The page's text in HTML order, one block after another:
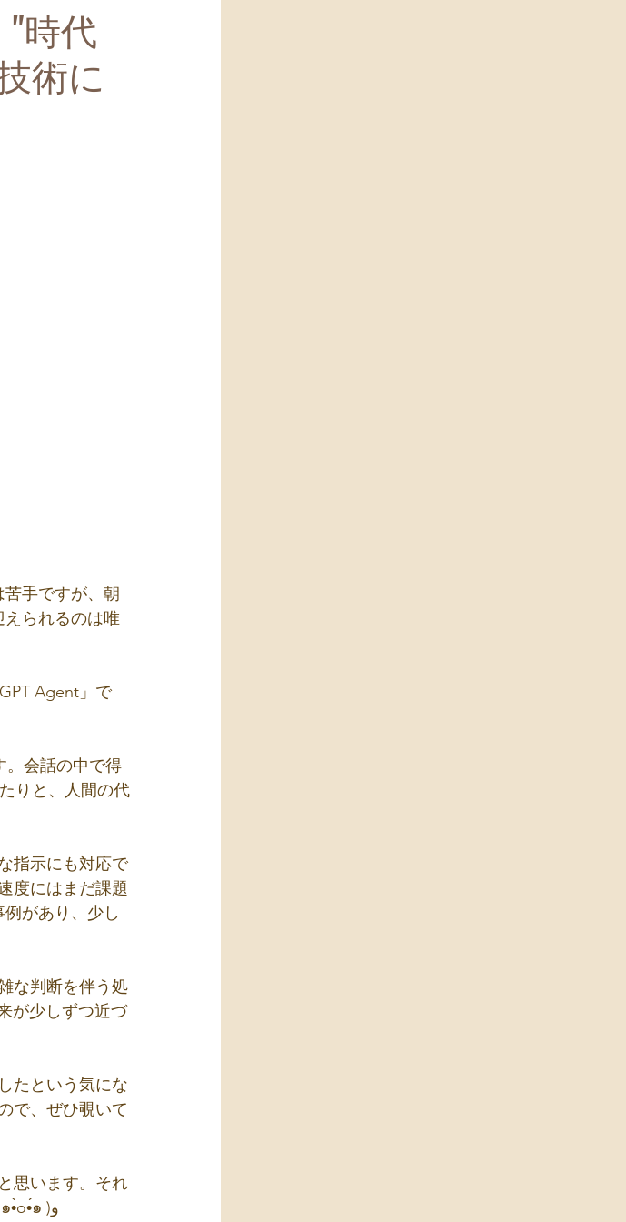
時代
術に
手ですが、朝
られるのは唯
Agent」で
。会話の中で得
りと、人間の代
指示にも対応で
度にはまだ課題
があり、少し
な判断を伴う処
が少しずつ近づ
たという気にな
で、ぜひ覗いて
思います。それ
では、熱中症には気をつけて、夏をなんとか乗り切っていきましょう✧ ٩( ๑•̀o•́๑ )و